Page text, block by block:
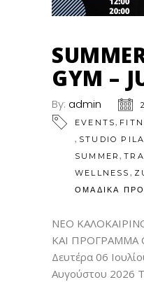
GYM –
By: admin
EVENTS,
, STUDIO
SUMMER,
WELLNESS ,
ΟΜΑΔΙΚΑ
ΝΕΟ
ΚΑΙ ΠΡΟΓΡΑΜΜΑ
Δευτέρα 06
Αυγούστου 2026